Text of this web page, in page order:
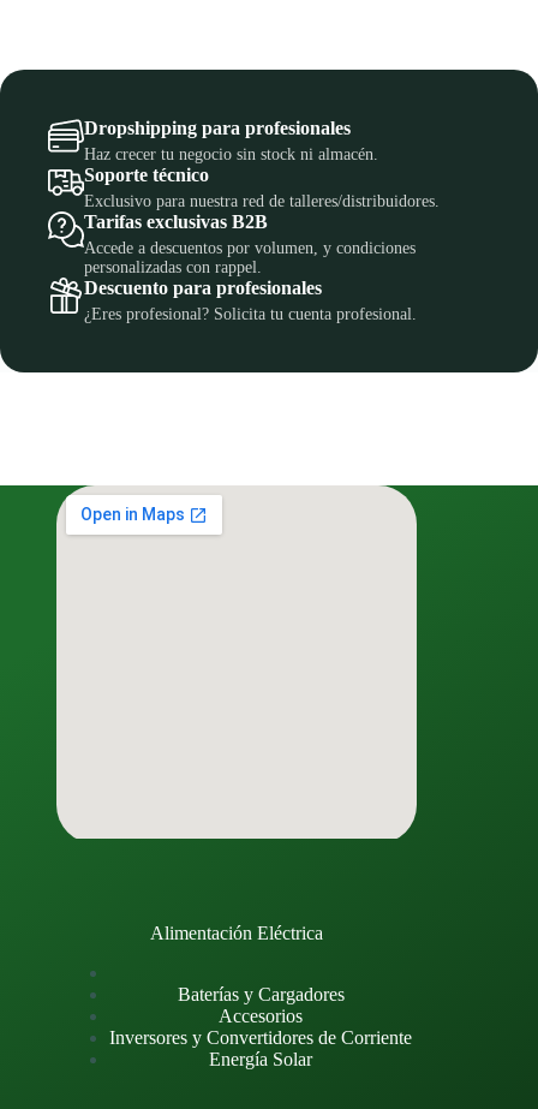
Dropshipping para profesionales
Haz crecer tu negocio sin stock ni almacén.
Soporte técnico
Exclusivo para nuestra red de talleres/distribuidores.
Tarifas exclusivas B2B
Accede a descuentos por volumen, y condiciones
personalizadas con rappel.
Descuento para profesionales
¿Eres profesional? Solicita tu cuenta profesional.
Alimentación Eléctrica
Baterías y Cargadores
Accesorios
Inversores y Convertidores de Corriente
Energía Solar